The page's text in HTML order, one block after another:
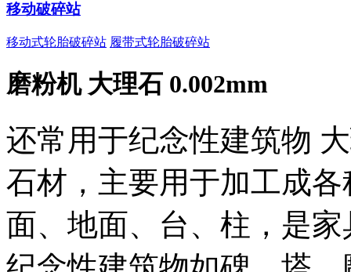
移动破碎站
移动式轮胎破碎站 履带式轮胎破碎站
磨粉机 大理石 0.002mm
还常用于纪念性建筑物
石材，主要用于加工成
面、地面、台、柱，是